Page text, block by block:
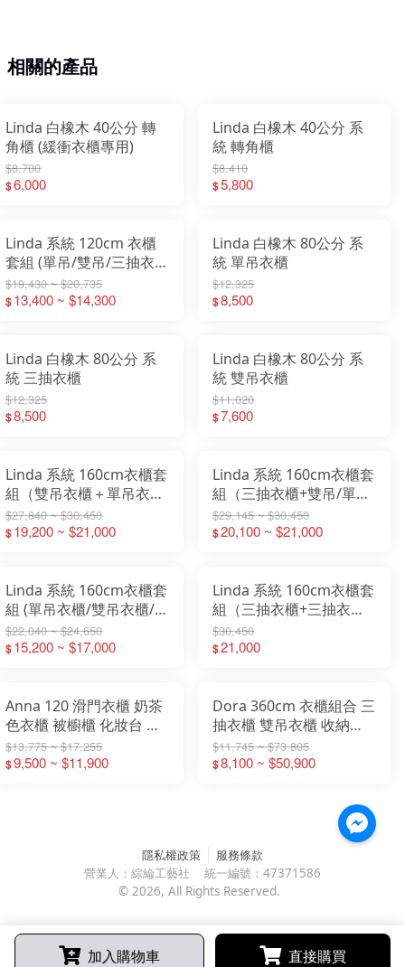
加入購物車 直接購買
相關的產品
Linda 白橡木 40公分 轉
角櫃 (緩衝衣櫃專用)
$8,700
$6,000
Linda 白橡木 40公分 系
統 轉角櫃
$8,410
$5,800
Linda 系統 120cm 衣櫃
套組 (單吊/雙吊/三抽衣
櫃+轉角櫃)
$19,430 ~ $20,735
$13,400 ~ $14,300
Linda 白橡木 80公分 系
統 單吊衣櫃
$12,325
$8,500
Linda 白橡木 80公分 系
統 三抽衣櫃
$12,325
$8,500
Linda 白橡木 80公分 系
統 雙吊衣櫃
$11,020
$7,600
Linda 系統 160cm衣櫃套
組（雙吊衣櫃＋單吊衣櫃
+被櫥櫃）
$27,840 ~ $30,450
$19,200 ~ $21,000
Linda 系統 160cm衣櫃套
組（三抽衣櫃+雙吊/單吊
衣櫃+被櫥櫃）
$29,145 ~ $30,450
$20,100 ~ $21,000
Linda 系統 160cm衣櫃套
組 (單吊衣櫃/雙吊衣櫃/
三抽衣櫃)
$22,040 ~ $24,650
$15,200 ~ $17,000
Linda 系統 160cm衣櫃套
組（三抽衣櫃+三抽衣櫃
+被櫥櫃）
$30,450
$21,000
Anna 120 滑門衣櫃 奶茶
色衣櫃 被櫥櫃 化妝台 衣
櫥 木心板 台灣傢俱 彰化
傢俱推薦
$13,775 ~ $17,255
$9,500 ~ $11,900
Dora 360cm 衣櫃組合 三
抽衣櫃 雙吊衣櫃 收納衣
櫃 轉角櫃 被櫥櫃 化妝台
衣櫥 木心板
$11,745 ~ $73,805
$8,100 ~ $50,900
隱私權政策
服務條款
營業人： 綜綸工藝社 統一編號： 47371586
© 2026, All Rights Reserved.